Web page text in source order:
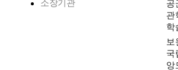
소장기관
공
관
학
보
국
앙